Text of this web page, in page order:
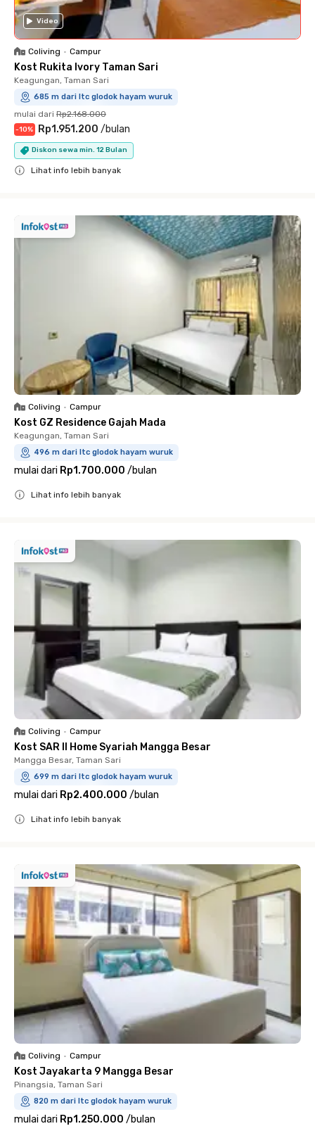
Video
Coliving • Campur
Kost Rukita Ivory Taman Sari
Keagungan, Taman Sari
685 m dari ltc glodok hayam wuruk
mulai dari Rp2.168.000
-10% Rp1.951.200 /bulan
Diskon sewa min. 12 Bulan
Lihat info lebih banyak
Coliving • Campur
Kost GZ Residence Gajah Mada
Keagungan, Taman Sari
496 m dari ltc glodok hayam wuruk
mulai dari Rp1.700.000 /bulan
Lihat info lebih banyak
Coliving • Campur
Kost SAR II Home Syariah Mangga Besar
Mangga Besar, Taman Sari
699 m dari ltc glodok hayam wuruk
mulai dari Rp2.400.000 /bulan
Lihat info lebih banyak
Coliving • Campur
Kost Jayakarta 9 Mangga Besar
Pinangsia, Taman Sari
820 m dari ltc glodok hayam wuruk
mulai dari Rp1.250.000 /bulan